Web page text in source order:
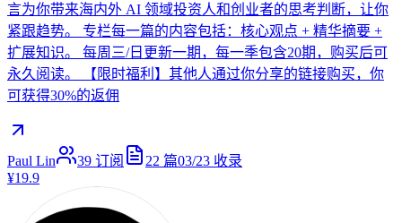
言为你带来海内外 AI 领域投资人和创业者的思考判断，让你
紧跟趋势。 专栏每一篇的内容包括：核心观点 + 精华摘要 +
扩展知识。 每周三/日更新一期，每一季包含20期，购买后可
永久阅读。 【限时福利】其他人通过你分享的链接购买，你
可获得30%的返佣
Paul Lin 39 订阅 22 篇03/23 收录
¥19.9